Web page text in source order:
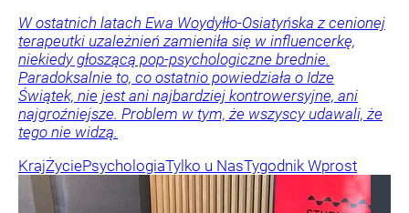
W ostatnich latach Ewa Woydyłło-Osiatyńska z cenionej
terapeutki uzależnień zamieniła się w influencerkę,
niekiedy głoszącą pop-psychologiczne brednie.
Paradoksalnie to, co ostatnio powiedziała o Idze
Świątek, nie jest ani najbardziej kontrowersyjne, ani
najgroźniejsze. Problem w tym, że wszyscy udawali, że
tego nie widzą.
KrajŻyciePsychologiaTylko u NasTygodnik Wprost